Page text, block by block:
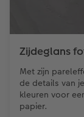
Zijdeglans
Met zijn
de details van
kleuren voor
papier.